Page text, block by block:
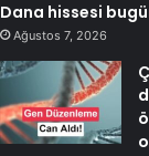
Dana hissesi
Ağustos 7, 2026